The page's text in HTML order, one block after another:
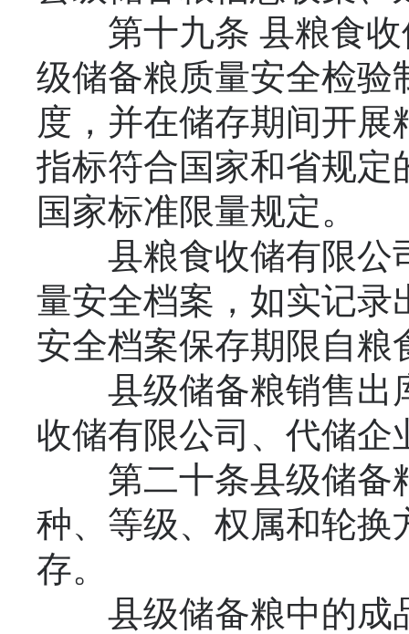
第十九条 县粮食收
级储备粮质量安全检验
度，并在储存期间开
指标符合国家和省规定
国家标准限量规定。
县粮食收储有限公
量安全档案，如实记录
安全档案保存期限自粮
县级储备粮销售出
收储有限公司、代储企
第二十条县级储备
种、等级、权属和轮换
存。
县级储备粮中的成